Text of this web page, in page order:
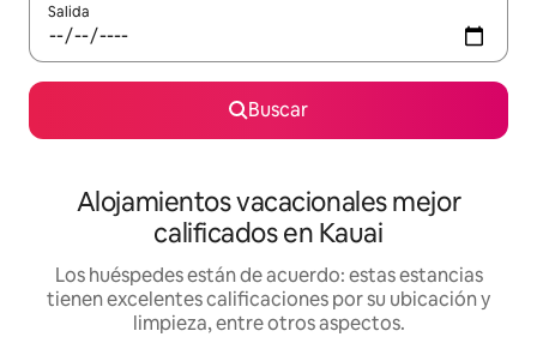
Salida
Buscar
Alojamientos vacacionales mejor
calificados en Kauai
Los huéspedes están de acuerdo: estas estancias
tienen excelentes calificaciones por su ubicación y
limpieza, entre otros aspectos.